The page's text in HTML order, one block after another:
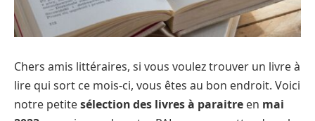
Chers amis littéraires, si vous voulez trouver un livre à
lire qui sort ce mois-ci, vous êtes au bon endroit. Voici
notre petitesélection des livres à paraitre en mai